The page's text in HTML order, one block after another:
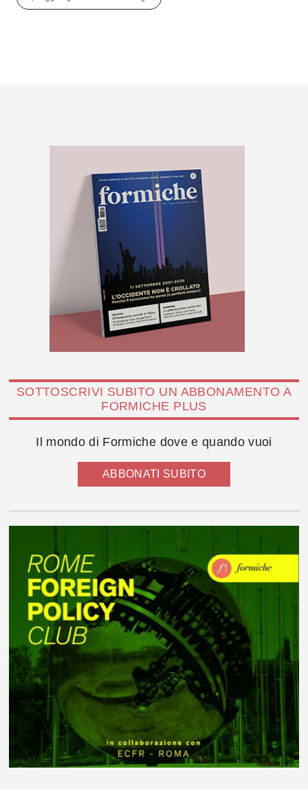
SOTTOSCRIVI SUBITO UN ABBONAMENTO A
FORMICHE PLUS
Il mondo di Formiche dove e quando vuoi
ABBONATI SUBITO